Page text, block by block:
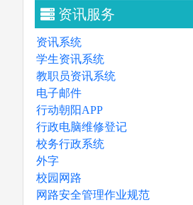
资讯服务
资讯系统
学生资讯系统
教职员资讯系统
电子邮件
行动朝阳APP
行政电脑维修登记
校务行政系统
外字
校园网路
网路安全管理作业规范